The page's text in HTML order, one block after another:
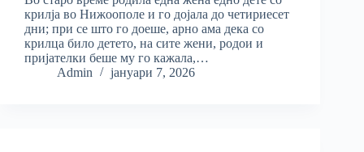
крилја во Нижоополе и го дојала до четириесет
дни; при се што го доеше, арно ама дека со
крилца било детето, на сите жени, родои и
пријателки беше му го кажала,…
Admin
јануари 7, 2026